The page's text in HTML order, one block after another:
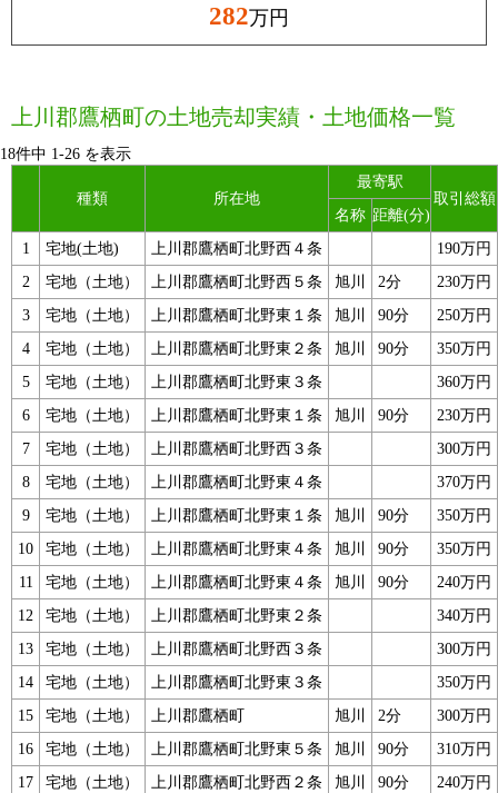
282万円
上川郡鷹栖町の土地売却実績・土地価格一覧
18件中 1-26 を表示
種類 所在地
最寄駅
取引総額
名称 距離(分)
1
宅地(土地) 上川郡鷹栖町北野西４条
190万円
2
宅地（土地） 上川郡鷹栖町北野西５条 旭川 2分
230万円
3
宅地（土地） 上川郡鷹栖町北野東１条 旭川 90分
250万円
4
宅地（土地） 上川郡鷹栖町北野東２条 旭川 90分
350万円
5
宅地（土地） 上川郡鷹栖町北野東３条
360万円
6
宅地（土地） 上川郡鷹栖町北野東１条 旭川 90分
230万円
7
宅地（土地） 上川郡鷹栖町北野西３条
300万円
8
宅地（土地） 上川郡鷹栖町北野東４条
370万円
9
宅地（土地） 上川郡鷹栖町北野東１条 旭川 90分
350万円
10
宅地（土地） 上川郡鷹栖町北野東４条 旭川 90分
350万円
11
宅地（土地） 上川郡鷹栖町北野東４条 旭川 90分
240万円
12
宅地（土地） 上川郡鷹栖町北野東２条
340万円
13
宅地（土地） 上川郡鷹栖町北野西３条
300万円
14
宅地（土地） 上川郡鷹栖町北野東３条
350万円
15
宅地（土地） 上川郡鷹栖町 旭川 2分
300万円
16
宅地（土地） 上川郡鷹栖町北野東５条 旭川 90分
310万円
17
宅地（土地） 上川郡鷹栖町北野西２条 旭川 90分
240万円